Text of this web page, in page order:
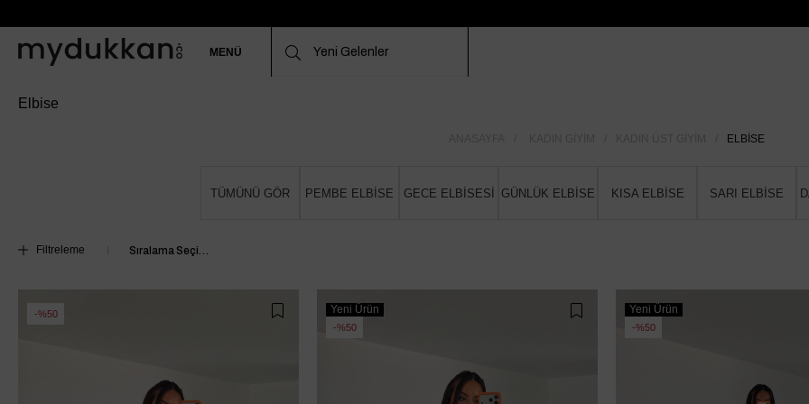
MENÜ
Elbise
ELBISE
TÜMÜNÜ GÖR PEMBE ELBİSE GECE ELBİSESİ GÜNLÜK ELBİSE KISA ELBİSE SARI ELBİSE
Filtreleme
%50 Yeni Ürün
%50
Yeni Ürün
%50